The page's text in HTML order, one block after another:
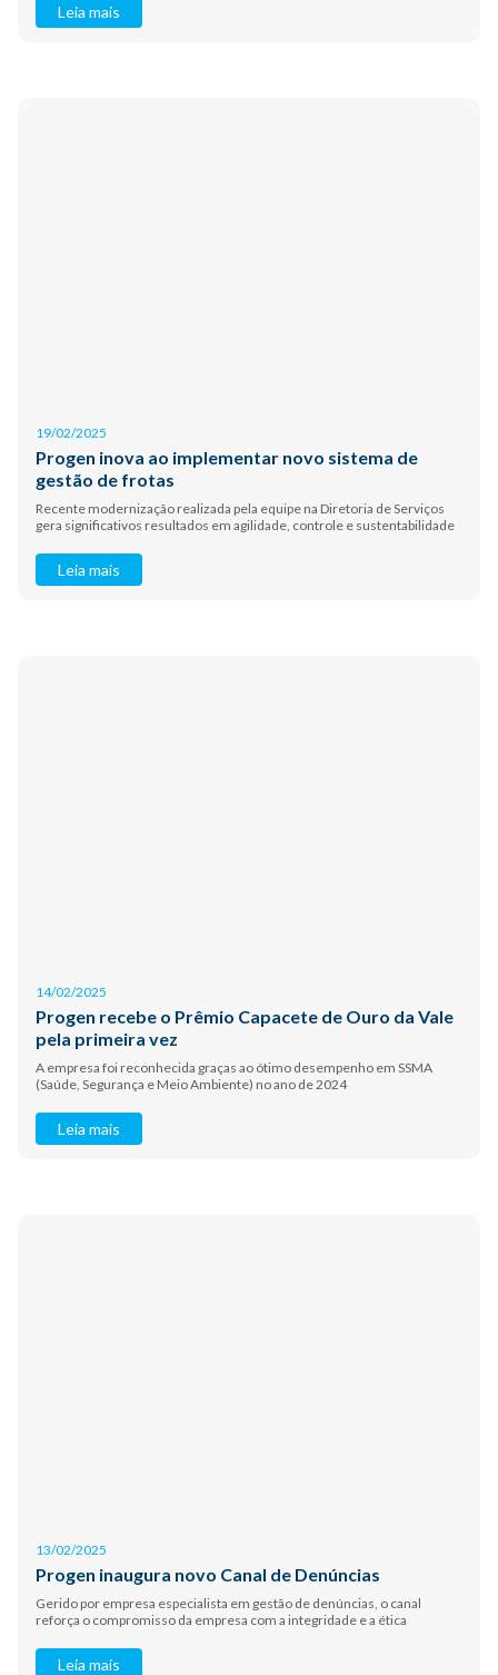
Leia mais
19/02/2025
Progen inova ao implementar novo sistema de
gestão de frotas
Recente modernização realizada pela equipe na Diretoria de Serviços
gera significativos resultados em agilidade, controle e sustentabilidade
Leia mais
14/02/2025
Progen recebe o Prêmio Capacete de Ouro da Vale
pela primeira vez
A empresa foi reconhecida graças ao ótimo desempenho em SSMA
(Saúde, Segurança e Meio Ambiente) no ano de 2024
Leia mais
13/02/2025
Progen inaugura novo Canal de Denúncias
Gerido por empresa especialista em gestão de denúncias, o canal
reforça o compromisso da empresa com a integridade e a ética
Leia mais